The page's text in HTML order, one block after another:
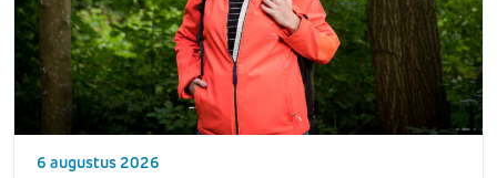
6 augustus 2026